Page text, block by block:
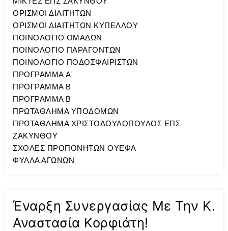
ΟΡΙΣΜΟΙ ΔΙΑΙΤΗΤΩΝ
ΟΡΙΣΜΟΙ ΔΙΑΙΤΗΤΩΝ ΚΥΠΕΛΛΟΥ
ΠΟΙΝΟΛΟΓΙΟ ΟΜΑΔΩΝ
ΠΟΙΝΟΛΟΓΙΟ ΠΑΡΑΓΟΝΤΩΝ
ΠΟΙΝΟΛΟΓΙΟ ΠΟΔΟΣΦΑΙΡΙΣΤΩΝ
ΠΡΟΓΡΑΜΜΑ A'
ΠΡΟΓΡΑΜΜΑ Β
ΠΡΟΓΡΑΜΜΑ Β
ΠΡΩΤΑΘΛΗΜΑ ΥΠΟΔΟΜΩΝ
ΠΡΩΤΑΘΛΗΜΑ ΧΡΙΣΤΟΔΟΥΛΟΠΟΥΛΟΣ ΕΠΣ
ΖΑΚΥΝΘΟΥ
ΣΧΟΛΕΣ ΠΡΟΠΟΝΗΤΩΝ ΟΥΕΦΑ
ΦΥΛΛΑ ΑΓΩΝΩΝ
Έναρξη Συνεργασίας Με Την Κ.
Αναστασία Κορφιάτη!